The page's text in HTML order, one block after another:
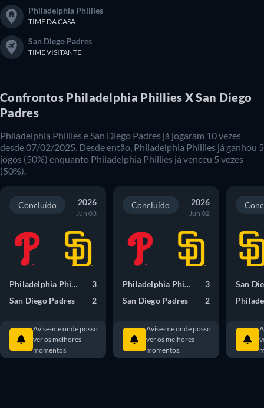
Philadelphia Phillies
TIME DA CASA
San Diego Padres
TIME VISITANTE
Confrontos Philadelphia Phillies X San Diego
Padres
Philadelphia Phillies e San Diego Padres já jogaram 10 vezes
desde 07/02/2025. Desde então, Philadelphia Phillies já ganhou 5
jogos (50%) enquanto Philadelphia Phillies já venceu 5 vezes
(50%).
Concluído 2026
Jun 03
Philadelphia Phillies
3
San Diego Padres
2
Avise-me onde posso
ver os melhores
momentos.
Concluído 2026
Jun 02
Philadelphia Phillies
3
San Diego Padres
2
Avise-me onde posso
ver os melhores
momentos.
San